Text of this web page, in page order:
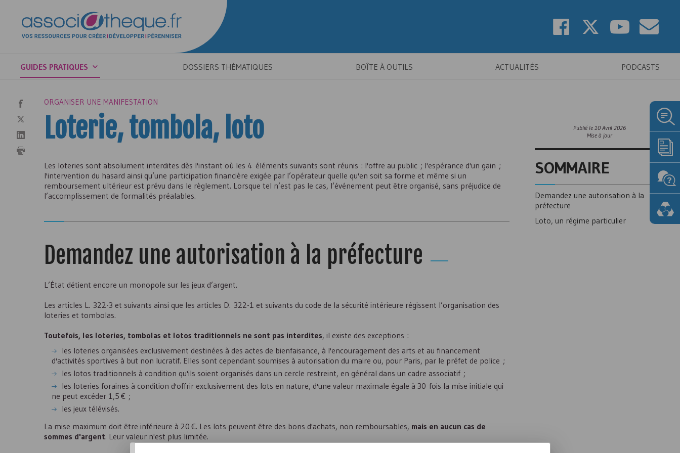
GUIDES PRATIQUES DOSSIERS THÉMATIQUES BOÎTE À OUTILS ACTUALITÉS PODCASTS
ORGANISER UNE MANIFESTATION
Loterie, tombola, loto
Les loteries sont absolument interdites dès l'instant où les 4 éléments suivants sont réunis : l'offre au public ; l'espérance d'un gain ;
l'intervention du hasard ainsi qu’une participation financière exigée par l’opérateur quelle qu'en soit sa forme et même si un
remboursement ultérieur est prévu dans le règlement. Lorsque tel n’est pas le cas, l’événement peut être organisé, sans préjudice de
l’accomplissement de formalités préalables.
Demandez une autorisation à la préfecture
L’État détient encore un monopole sur les jeux d’argent.
Les articles L. 322-3 et suivants ainsi que les articles D. 322-1 et suivants du code de la sécurité intérieure régissent l’organisation des
loteries et tombolas.
Toutefois, les loteries, tombolas et lotos traditionnels ne sont pas interdites, il existe des exceptions :
les loteries organisées exclusivement destinées à des actes de bienfaisance, à l'encouragement des arts et au financement
d'activités sportives à but non lucratif. Elles sont cependant soumises à autorisation du maire ou, pour Paris, par le préfet de police ;
les lotos traditionnels à condition qu'ils soient organisés dans un cercle restreint, en général dans un cadre associatif ;
les loteries foraines à condition d'offrir exclusivement des lots en nature, d'une valeur maximale égale à 30 fois la mise initiale qui
ne peut excéder 1,5 € ;
les jeux télévisés.
La mise maximum doit être inférieure à 20 €. Les lots peuvent être des bons d'achats, non remboursables, mais en aucun cas de
sommes d'argent. Leur valeur n'est plus limitée.
Publié le 10 Avril 2026
Mise à jour
SOMMAIRE
Demandez une autorisation à la
préfecture
Loto, un régime particulier